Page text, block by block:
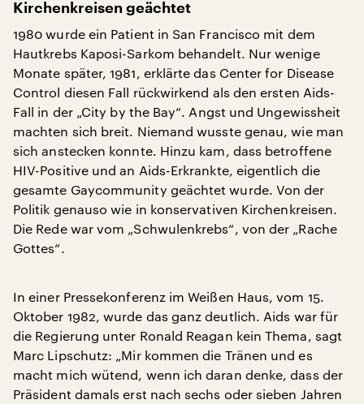
Kirchenkreisen geächtet
1980 wurde ein Patient in San Francisco mit dem
Hautkrebs Kaposi-Sarkom behandelt. Nur wenige
Monate später, 1981, erklärte das Center for Disease
Control diesen Fall rückwirkend als den ersten Aids-
Fall in der „City by the Bay“. Angst und Ungewissheit
machten sich breit. Niemand wusste genau, wie man
sich anstecken konnte. Hinzu kam, dass betroffene
HIV-Positive und an Aids-Erkrankte, eigentlich die
gesamte Gaycommunity geächtet wurde. Von der
Politik genauso wie in konservativen Kirchenkreisen.
Die Rede war vom „Schwulenkrebs“, von der „Rache
Gottes“.
In einer Pressekonferenz im Weißen Haus, vom 15.
Oktober 1982, wurde das ganz deutlich. Aids war für
die Regierung unter Ronald Reagan kein Thema, sagt
Marc Lipschutz: „Mir kommen die Tränen und es
macht mich wütend, wenn ich daran denke, dass der
Präsident damals erst nach sechs oder sieben Jahren